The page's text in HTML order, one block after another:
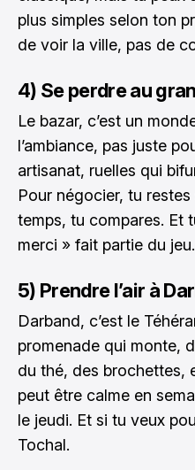
plus simples selon ton
de voir la ville, pas de
4) Se perdre au
Le bazar, c’est un
l’ambiance, pas juste
artisanat, ruelles qui
Pour négocier, tu
temps, tu compares. Et
merci » fait partie du jeu.
5) Prendre l’air à
Darband, c’est le
promenade qui monte,
du thé, des brochettes,
peut être calme en
le jeudi. Et si tu veux
Tochal.